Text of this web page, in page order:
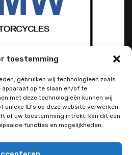
toestemming
gebruiken wij technologieën zoals
op te slaan en/of te
met deze technologieën kunnen wij
ID's op deze website verwerken.
of uw toestemming intrekt, kan dit een
functies en mogelijkheden.